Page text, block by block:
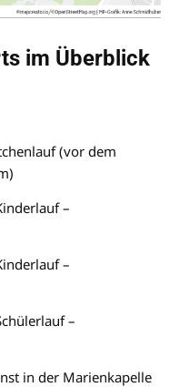
im Überblick
(vor dem
–
–
–
in der Marienkapelle